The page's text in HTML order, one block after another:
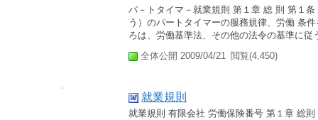
パ－トタイマ－就業規則 第１章 総 則 第１
う）のパートタイマーの服務規律、労働 条
ろは、労働基準法、その他の法令の基準に従
全体公開 2009/04/21 閲覧(4,450)
就業規則
就業規則 有限会社 労働保険番号 第１章 総